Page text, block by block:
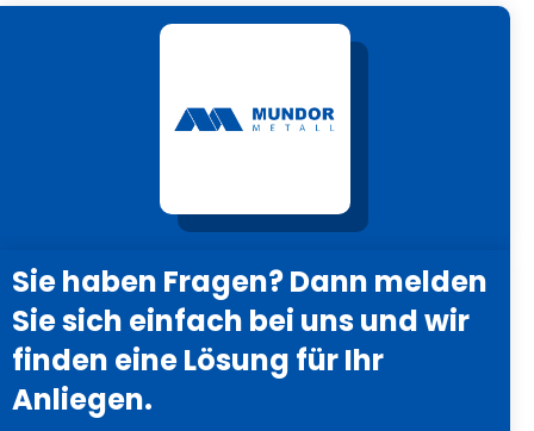
Sie haben Fragen? Dann melden
Sie sich einfach bei uns und wir
finden eine Lösung für Ihr
Anliegen.